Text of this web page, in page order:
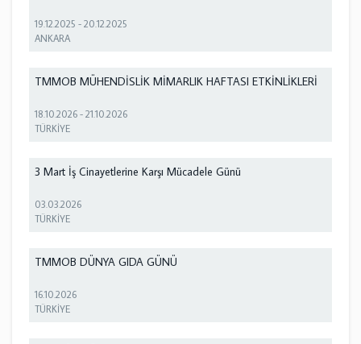
19.12.2025 -20.12.2025
ANKARA
TMMOB MÜHENDİSLİK MİMARLIK HAFTASI ETKİNLİKLERİ
18.10.2026 -21.10.2026
TÜRKİYE
3 Mart İş Cinayetlerine Karşı Mücadele Günü
03.03.2026
TÜRKİYE
TMMOB DÜNYA GIDA GÜNÜ
16.10.2026
TÜRKİYE